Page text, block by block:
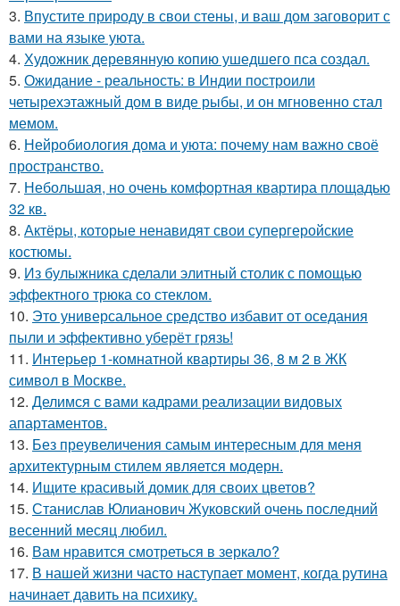
3. Впустите природу в свои стены, и ваш дом заговорит с
вами на языке уюта.
4. Художник деревянную копию ушедшего пса создал.
5. Ожидание - реальность: в Индии построили
четырехэтажный дом в виде рыбы, и он мгновенно стал
мемом.
6. Нейробиология дома и уюта: почему нам важно своё
пространство.
7. Небольшая, но очень комфортная квартира площадью
32 кв.
8. Актёры, которые ненавидят свои супергеройские
костюмы.
9. Из булыжника сделали элитный столик с помощью
эффектного трюка со стеклом.
10. Это универсальное средство избавит от оседания
пыли и эффективно уберёт грязь!
11. Интерьер 1-комнатной квартиры 36, 8 м 2 в ЖК
символ в Москве.
12. Делимся с вами кадрами реализации видовых
апартаментов.
13. Без преувеличения самым интересным для меня
архитектурным стилем является модерн.
14. Ищите красивый домик для своих цветов?
15. Станислав Юлианович Жуковский очень последний
весенний месяц любил.
16. Вам нравится смотреться в зеркало?
17. В нашей жизни часто наступает момент, когда рутина
начинает давить на психику.